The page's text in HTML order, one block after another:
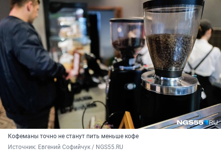
Кофеманы точно не станут пить меньше кофе
Источник: Евгений Софийчук / NGS55.RU